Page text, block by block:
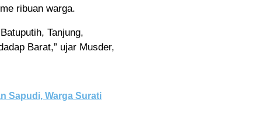
ribuan warga.
Tanjung,
Barat,” ujar Musder,
Sapudi, Warga Surati